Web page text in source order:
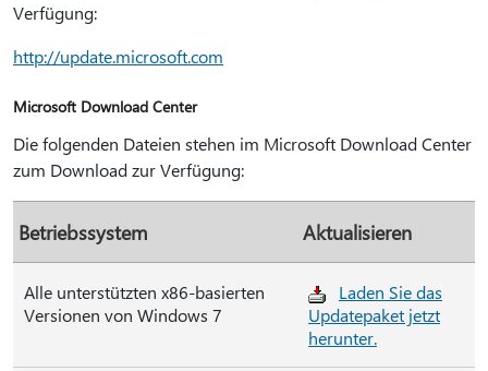
Verfügung:
http://update.microsoft.com
Microsoft Download Center
Die folgenden Dateien stehen im Microsoft Download Center
zum Download zur Verfügung:
Betriebssystem Aktualisieren
Alle unterstützten x86-basierten
Versionen von Windows 7
Laden Sie das
Updatepaket jetzt
herunter.